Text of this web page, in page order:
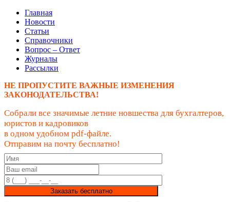
Главная
Новости
Статьи
Справочники
Вопрос – Ответ
Журналы
Рассылки
НЕ ПРОПУСТИТЕ ВАЖНЫЕ ИЗМЕНЕНИЯ
ЗАКОНОДАТЕЛЬСТВА!
Собрали все значимые летние новшества для бухгалтеров,
юристов и кадровиков
в одном удобном pdf-файле.
Отправим на почту бесплатно!
Заказать бесплатно